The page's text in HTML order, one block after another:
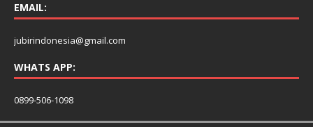
EMAIL:
jubirindonesia@gmail.com
WHATS APP:
0899-506-1098